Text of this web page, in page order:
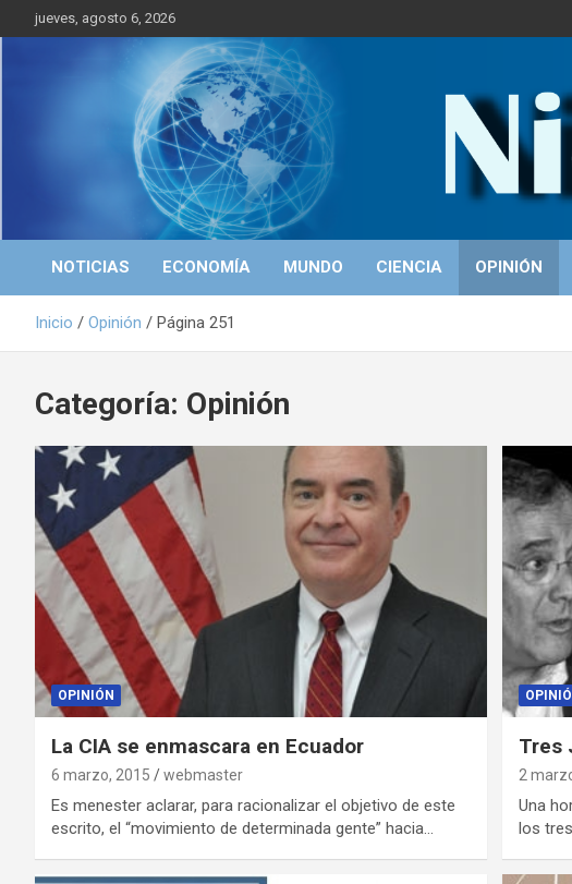
a
n
d
jueves, agosto 6, 2026
NICALEAKS
Portal de Noticias
NOTICIAS ECONOMÍA MUNDO CIENCIA OPINIÓN
Inicio Opinión Página 251
Categoría: Opinión
OPINIÓN
La CIA se enmascara en Ecuador
6 marzo, 2015 webmaster
Es menester aclarar, para racionalizar el objetivo de este
escrito, el “movimiento de determinada gente” hacia…
Tres
2
Una
los